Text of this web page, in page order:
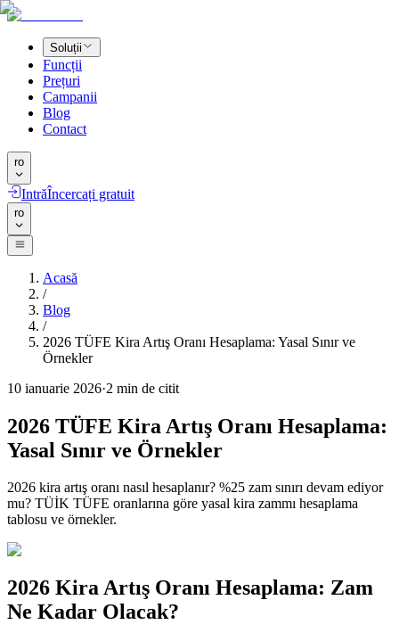
Soluții
Funcții
Prețuri
Campanii
Blog
Contact
ro
IntrăÎncercați gratuit
ro
Acasă
/
Blog
/
2026 TÜFE Kira Artış Oranı Hesaplama: Yasal Sınır ve
Örnekler
10 ianuarie 2026·2 min de citit
2026 TÜFE Kira Artış Oranı Hesaplama:
Yasal Sınır ve Örnekler
2026 kira artış oranı nasıl hesaplanır? %25 zam sınırı devam ediyor
mu? TÜİK TÜFE oranlarına göre yasal kira zammı hesaplama
tablosu ve örnekler.
2026 Kira Artış Oranı Hesaplama: Zam
Ne Kadar Olacak?